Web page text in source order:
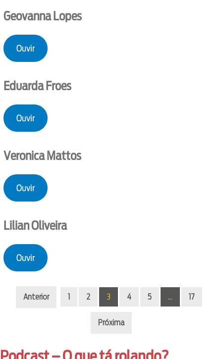
Geovanna Lopes
Ouvir
Eduarda Froes
Ouvir
Veronica Mattos
Ouvir
Lilian Oliveira
Ouvir
Anterior 1 2 3 4 5 … 17
Próxima